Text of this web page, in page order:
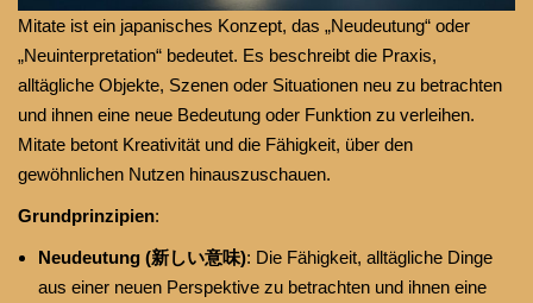
Mitate ist ein japanisches Konzept, das „Neudeutung“ oder
„Neuinterpretation“ bedeutet. Es beschreibt die Praxis,
alltägliche Objekte, Szenen oder Situationen neu zu betrachten
und ihnen eine neue Bedeutung oder Funktion zu verleihen.
Mitate betont Kreativität und die Fähigkeit, über den
gewöhnlichen Nutzen hinauszuschauen.
Grundprinzipien:
Neudeutung (新しい意味): Die Fähigkeit, alltägliche Dinge
aus einer neuen Perspektive zu betrachten und ihnen eine